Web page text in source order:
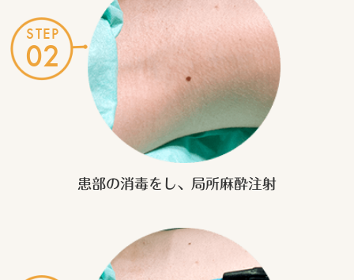
STEP
02
患部の消毒をし、 局所麻酔注射